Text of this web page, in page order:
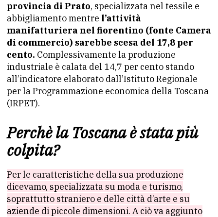
provincia di Prato, specializzata nel tessile e
abbigliamento mentre l’attività
manifatturiera nel fiorentino (fonte Camera
di commercio) sarebbe scesa del 17,8 per
cento. Complessivamente la produzione
industriale è calata del 14,7 per cento stando
all’indicatore elaborato dall’Istituto Regionale
per la Programmazione economica della Toscana
(IRPET).
Perchè la Toscana è stata più
colpita?
Per le caratteristiche della sua produzione
dicevamo, specializzata su moda e turismo,
soprattutto straniero e delle città d’arte e su
aziende di piccole dimensioni. A ciò va aggiunto